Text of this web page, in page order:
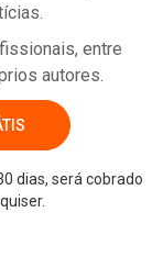
entre
autores.
dias, será cobrado